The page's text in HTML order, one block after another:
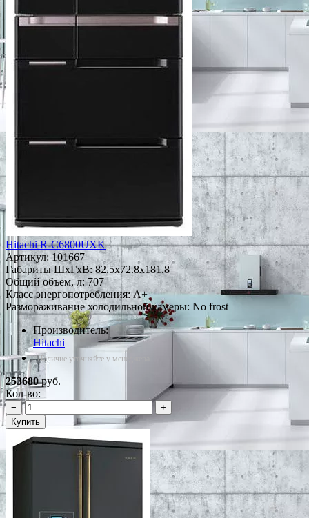
Hitachi R-C6800UXK
Артикул: 101667
Габариты ШxГxВ: 82.5x72.8x181.8
Общий объем, л: 707
Класс энергопотребления: A+
Размораживание холодильной камеры: No frost
Производитель:
Hitachi
*Наличие уточняйте у менеджера
253680руб.
Кол-во:
−
+
Купить